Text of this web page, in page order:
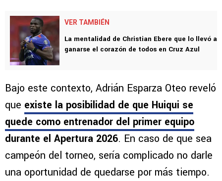
VER TAMBIÉN
La mentalidad de Christian Ebere que lo llevó a
ganarse el corazón de todos en Cruz Azul
Bajo este contexto, Adrián Esparza Oteo reveló
que existe la posibilidad de que Huiqui se
quede como entrenador del primer equipo
durante el Apertura 2026. En caso de que sea
campeón del torneo, sería complicado no darle
una oportunidad de quedarse por más tiempo.